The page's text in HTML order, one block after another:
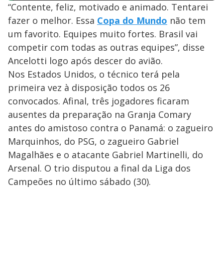
“Contente, feliz, motivado e animado. Tentarei
fazer o melhor. Essa Copa do Mundo não tem
um favorito. Equipes muito fortes. Brasil vai
competir com todas as outras equipes”, disse
Ancelotti logo após descer do avião.
Nos Estados Unidos, o técnico terá pela
primeira vez à disposição todos os 26
convocados. Afinal, três jogadores ficaram
ausentes da preparação na Granja Comary
antes do amistoso contra o Panamá: o zagueiro
Marquinhos, do PSG, o zagueiro Gabriel
Magalhães e o atacante Gabriel Martinelli, do
Arsenal. O trio disputou a final da Liga dos
Campeões no último sábado (30).